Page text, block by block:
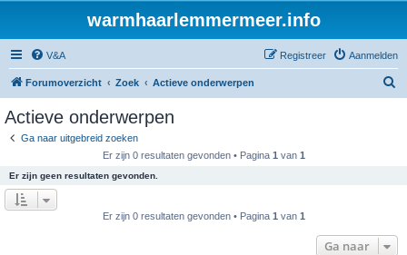
warmhaarlemmermeer.info
V&A Aanmelden
Registreer
Forumoverzicht Zoek Actieve onderwerpen
Actieve onderwerpen
Ga naar uitgebreid zoeken
Er zijn 0 resultaten gevonden • Pagina 1 van 1
Er zijn geen resultaten gevonden.
Er zijn 0 resultaten gevonden • Pagina 1 van 1
Ga naar